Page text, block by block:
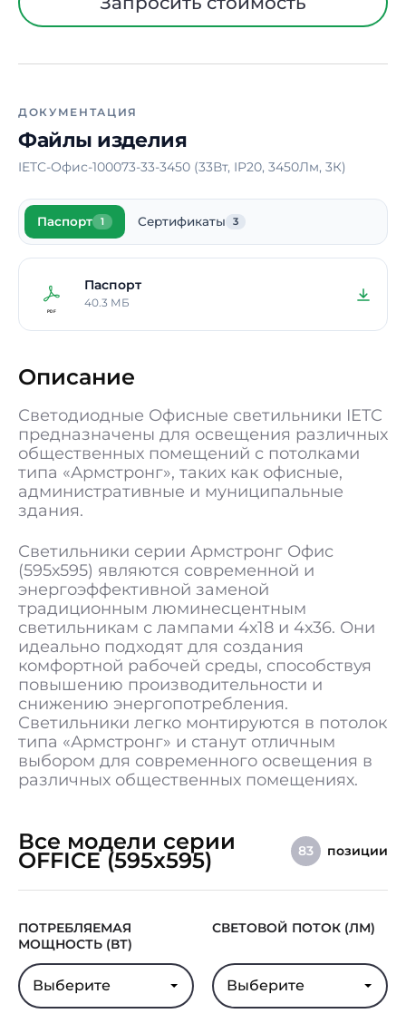
Угол рассеивания
120ᵒ
Материал корпуса
питания
Время работы в
аварийном режиме
Способ монтажа
Накладной /
Длина
Высота / Глубина
Масса
2,5 кг
В реестре
Минпромторга
Да
Гарантия 5 лет
ДОКУМЕНТАЦИЯ
Файлы изделия
IETC-Офис-100073-33-3450 (33Вт, IP20, 3450Лм, 3К)
Паспорт 1 Сертификаты 3
Паспорт
40.3 МБ
Описание
Светодиодные Офисные светильники IETC
предназначены для освещения различных
общественных помещений с потолками
типа «Армстронг», таких как офисные,
административные и муниципальные
здания.
Светильники серии Армстронг Офис
(595х595) являются современной и
энергоэффективной заменой
традиционным люминесцентным
светильникам с лампами 4х18 и 4х36. Они
идеально подходят для создания
комфортной рабочей среды, способствуя
повышению производительности и
снижению энергопотребления.
Светильники легко монтируются в потолок
типа «Армстронг» и станут отличным
выбором для современного освещения в
различных общественных помещениях.
Все модели серии
OFFICE (595x595) 83 позиции
ПОТРЕБЛЯЕМАЯ
МОЩНОСТЬ (ВТ)
Выберите
СВЕТОВОЙ ПОТОК (ЛМ)
Выберите